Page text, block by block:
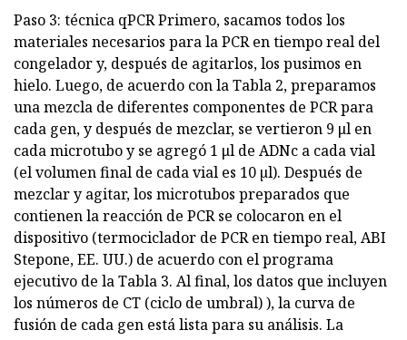
Paso 3: técnica qPCR Primero, sacamos todos los
materiales necesarios para la PCR en tiempo real del
congelador y, después de agitarlos, los pusimos en
hielo. Luego, de acuerdo con la Tabla 2, preparamos
una mezcla de diferentes componentes de PCR para
cada gen, y después de mezclar, se vertieron 9 μl en
cada microtubo y se agregó 1 μl de ADNc a cada vial
(el volumen final de cada vial es 10 µl). Después de
mezclar y agitar, los microtubos preparados que
contienen la reacción de PCR se colocaron en el
dispositivo (termociclador de PCR en tiempo real, ABI
Stepone, EE. UU.) de acuerdo con el programa
ejecutivo de la Tabla 3. Al final, los datos que incluyen
los números de CT (ciclo de umbral) ), la curva de
fusión de cada gen está lista para su análisis. La